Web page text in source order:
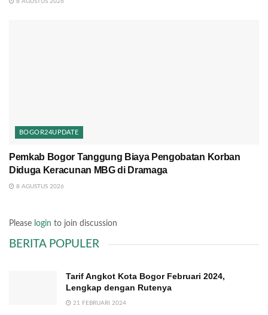
BOGOR24UPDATE
Pemkab Bogor Tanggung Biaya Pengobatan Korban
Diduga Keracunan MBG di Dramaga
8 AGUSTUS 2026
Please login to join discussion
BERITA POPULER
Tarif Angkot Kota Bogor Februari 2024,
Lengkap dengan Rutenya
21 FEBRUARI 2024